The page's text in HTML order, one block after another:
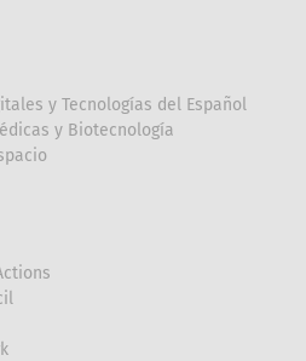
y Tecnologías del Español
y Biotecnología